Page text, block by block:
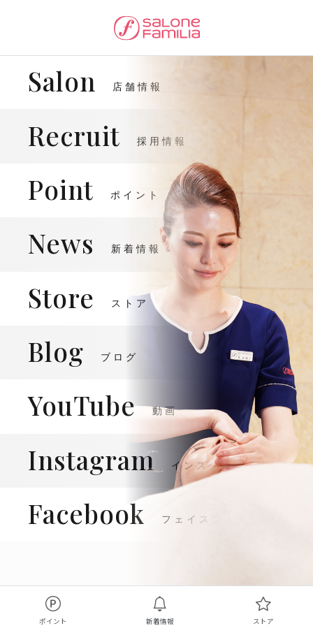
Salon 店舗情報
Recruit 採用情報
Point ポイント
News 新着情報
Store ストア
Blog ブログ
YouTube 動画
Instagram インスタグラム
Facebook フェイスブック
ポイント 新着情報 ストア